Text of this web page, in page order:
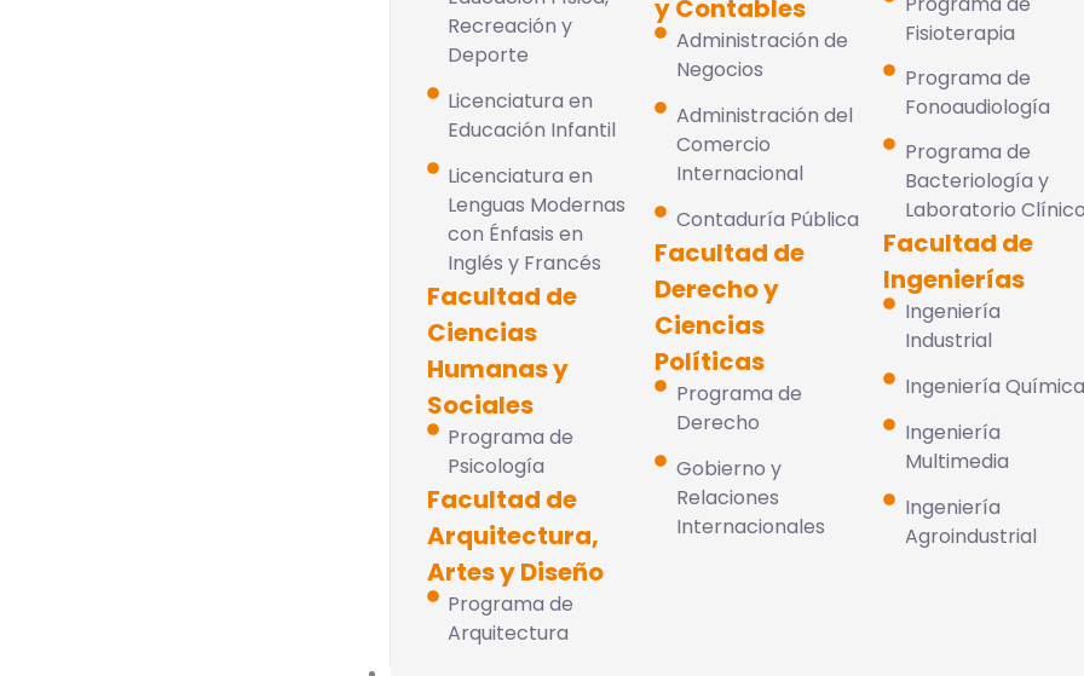
Recreación y
Deporte
Licenciatura en
Educación Infantil
Licenciatura en
Lenguas Modernas
con Énfasis en
Inglés y Francés
Facultad de
Ciencias
Humanas y
Sociales
Programa de
Psicología
Facultad de
Arquitectura,
Artes y Diseño
Programa de
Arquitectura
y Contables
Administración de
Negocios
Administración del
Comercio
Internacional
Contaduría Pública
Facultad de
Derecho y
Ciencias
Políticas
Programa de
Derecho
Gobierno y
Relaciones
Internacionales
Fisioterapia
Programa de
Fonoaudiología
Programa de
Bacteriología y
Laboratorio
Facultad de
Ingenierías
Ingeniería
Industrial
Ingeniería Química
Ingeniería
Multimedia
Ingeniería
Agroindustrial